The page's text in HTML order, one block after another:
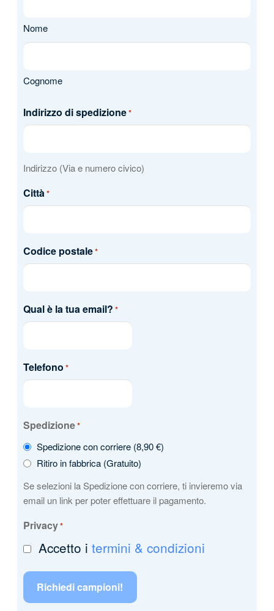
Nome
Cognome
Indirizzo di spedizione*
Indirizzo (Via e numero civico)
Città*
Codice postale*
Qual è la tua email? *
Telefono *
Spedizione*
Spedizione con corriere (8,90 €)
Ritiro in fabbrica (Gratuito)
Se selezioni la Spedizione con corriere, ti invieremo via
email un link per poter effettuare il pagamento.
Privacy*
Accetto i termini & condizioni